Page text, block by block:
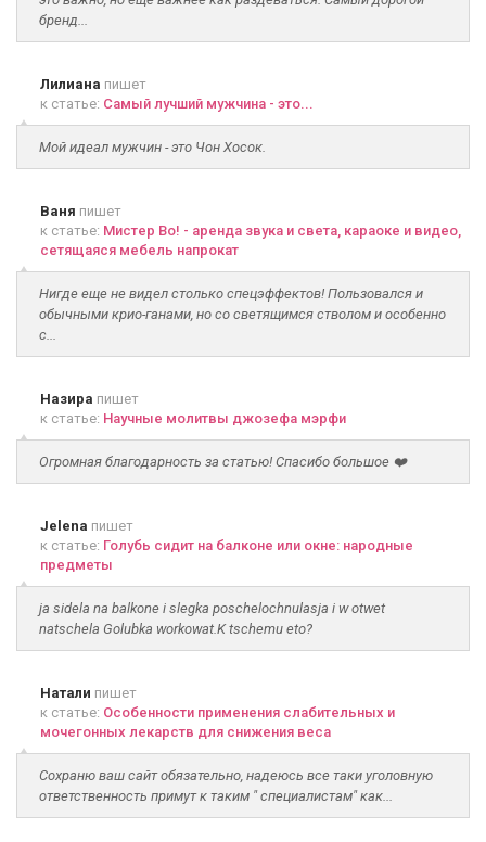
бренд...
Лилиана пишет
к статье: Самый лучший мужчина - это...
Мой идеал мужчин - это Чон Хосок.
Ваня пишет
к статье: Мистер Во! - аренда звука и света, караоке и видео,
сетящаяся мебель напрокат
Нигде еще не видел столько спецэффектов! Пользовался и
обычными крио-ганами, но со светящимся стволом и особенно
с...
Назира пишет
к статье: Научные молитвы джозефа мэрфи
Огромная благодарность за статью! Спасибо большое ❤️
Jelena пишет
к статье: Голубь сидит на балконе или окне: народные
предметы
ja sidela na balkone i slegka poschelochnulasja i w otwet
natschela Golubka workowat.K tschemu eto?
Натали пишет
к статье: Особенности применения слабительных и
мочегонных лекарств для снижения веса
Сохраню ваш сайт обязательно, надеюсь все таки уголовную
ответственность примут к таким " специалистам" как...